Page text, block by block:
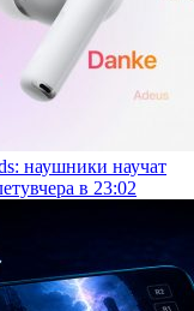
наушники научат
вчера в 23:02